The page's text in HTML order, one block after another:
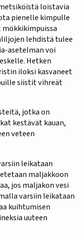
loistavia
pienelle kimpulle
mökkikimpuissa
lehdistä tulee
asetelman voi
Hetken
iloksi kasvaneet
siistit vihreät
jotka on
kestävät kauan,
veteen
leikataan
maljakkoon
jos maljakon vesi
varsiin leikataan
kuihtumisen
uuteen